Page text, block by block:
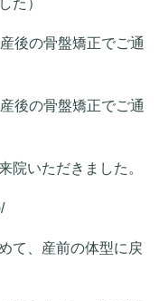
後の骨盤矯正でご通
後の骨盤矯正でご通
いただきました。
て、産前の体型に戻